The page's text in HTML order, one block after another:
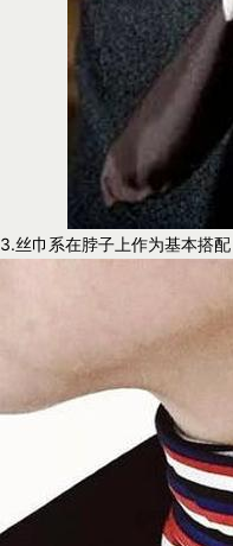
3.丝巾系在脖子上作为基本搭